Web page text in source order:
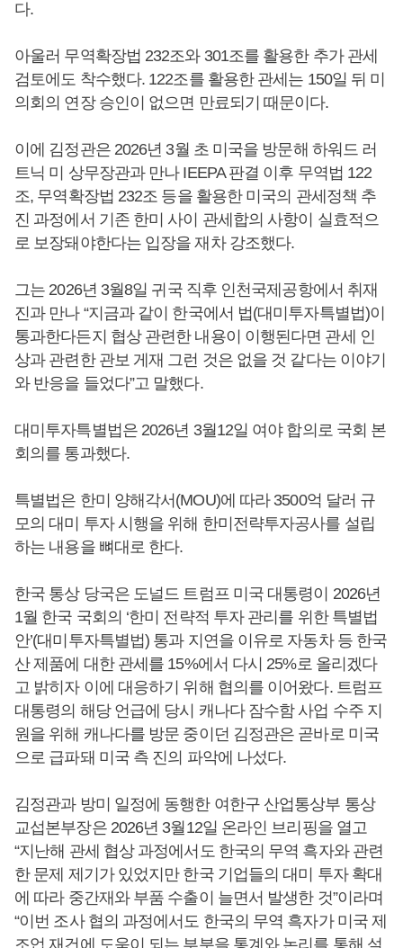
다.
아울러 무역확장법 232조와 301조를 활용한 추가 관세
검토에도 착수했다. 122조를 활용한 관세는 150일 뒤 미
의회의 연장 승인이 없으면 만료되기 때문이다.
이에 김정관은 2026년 3월 초 미국을 방문해 하워드 러
트닉 미 상무장관과 만나 IEEPA 판결 이후 무역법 122
조, 무역확장법 232조 등을 활용한 미국의 관세정책 추
진 과정에서 기존 한미 사이 관세합의 사항이 실효적으
로 보장돼야한다는 입장을 재차 강조했다.
그는 2026년 3월8일 귀국 직후 인천국제공항에서 취재
진과 만나 “지금과 같이 한국에서 법(대미투자특별법)이
통과한다든지 협상 관련한 내용이 이행된다면 관세 인
상과 관련한 관보 게재 그런 것은 없을 것 같다는 이야기
와 반응을 들었다”고 말했다.
대미투자특별법은 2026년 3월12일 여야 합의로 국회 본
회의를 통과했다.
특별법은 한미 양해각서(MOU)에 따라 3500억 달러 규
모의 대미 투자 시행을 위해 한미전략투자공사를 설립
하는 내용을 뼈대로 한다.
한국 통상 당국은 도널드 트럼프 미국 대통령이 2026년
1월 한국 국회의 ‘한미 전략적 투자 관리를 위한 특별법
안’(대미투자특별법) 통과 지연을 이유로 자동차 등 한국
산 제품에 대한 관세를 15%에서 다시 25%로 올리겠다
고 밝히자 이에 대응하기 위해 협의를 이어왔다. 트럼프
대통령의 해당 언급에 당시 캐나다 잠수함 사업 수주 지
원을 위해 캐나다를 방문 중이던 김정관은 곧바로 미국
으로 급파돼 미국 측 진의 파악에 나섰다.
김정관과 방미 일정에 동행한 여한구 산업통상부 통상
교섭본부장은 2026년 3월12일 온라인 브리핑을 열고
“지난해 관세 협상 과정에서도 한국의 무역 흑자와 관련
한 문제 제기가 있었지만 한국 기업들의 대미 투자 확대
에 따라 중간재와 부품 수출이 늘면서 발생한 것”이라며
“이번 조사 협의 과정에서도 한국의 무역 흑자가 미국 제
조업 재건에 도움이 되는 부분을 통계와 논리를 통해 설